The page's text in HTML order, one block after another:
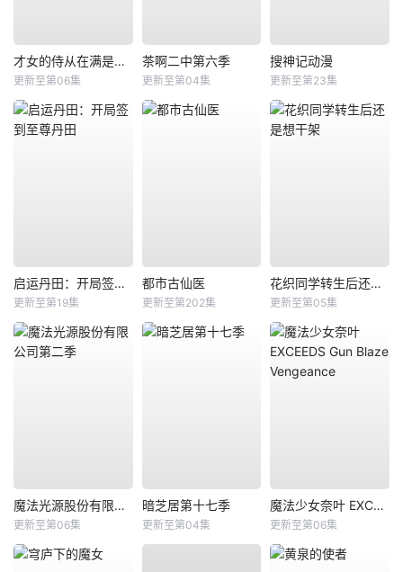
才女的侍从在满是高岭之花的贵族学校暗中照顾（毫无生活自理能力的）学院第一大小姐
更新至第06集
茶啊二中第六季
更新至第04集
搜神记动漫
更新至第23集
启运丹田：开局签到至尊丹田
更新至第19集
都市古仙医
更新至第202集
花织同学转生后还是想干架
更新至第05集
魔法光源股份有限公司第二季
更新至第06集
暗芝居第十七季
更新至第04集
魔法少女奈叶 EXCEEDS Gun Blaze Vengeance
更新至第06集